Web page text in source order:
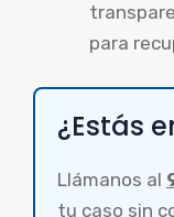
para
¿Estás
Llámanos al
tu caso sin